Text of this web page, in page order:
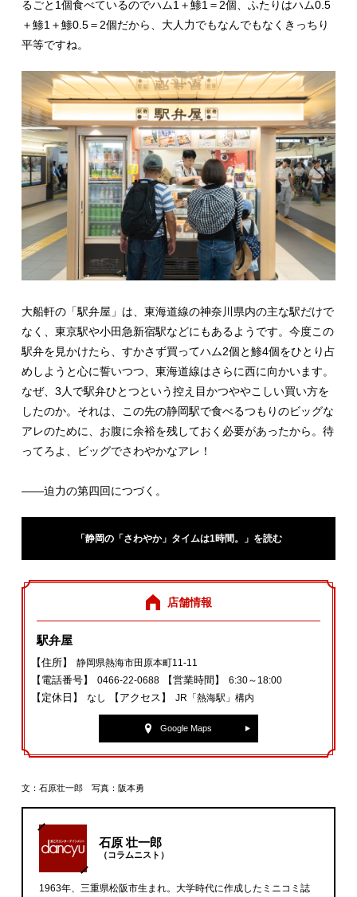
るごと1個食べているのでハム1＋鯵1＝2個、ふたりはハム0.5
＋鯵1＋鯵0.5＝2個だから、大人力でもなんでもなくきっちり
平等ですね。
大船軒の「駅弁屋」は、東海道線の神奈川県内の主な駅だけで
なく、東京駅や小田急新宿駅などにもあるようです。今度この
駅弁を見かけたら、すかさず買ってハム2個と鯵4個をひとり占
めしようと心に誓いつつ、東海道線はさらに西に向かいます。
なぜ、3人で駅弁ひとつという控え目かつややこしい買い方を
したのか。それは、この先の静岡駅で食べるつもりのビッグな
アレのために、お腹に余裕を残しておく必要があったから。待
ってろよ、ビッグでさわやかなアレ！
――迫力の第四回につづく。
「静岡の「さわやか」タイムは1時間。」を読む
店舗情報
駅弁屋
【住所】 静岡県熱海市田原本町11-11
【電話番号】 0466-22-0688 【営業時間】 6:30～18:00
【定休日】 なし 【アクセス】 JR「熱海駅」構内
Google Maps
文：石原壮一郎 写真：阪本勇
石原 壮一郎
（コラムニスト）
1963年、三重県松阪市生まれ。大学時代に作成したミニコミ誌